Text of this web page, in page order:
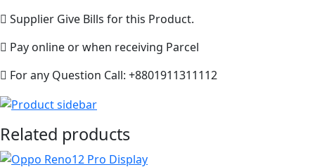
Supplier Give Bills for this Product.
Pay online or when receiving Parcel
For any Question Call: +8801911311112
Related products